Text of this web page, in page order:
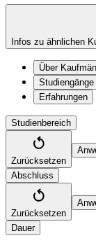
Infos zu ähnlichen
Über
Studiengänge
Erfahrungen
Studienbereich
Zurücksetzen
Abschluss
Zurücksetzen
Dauer